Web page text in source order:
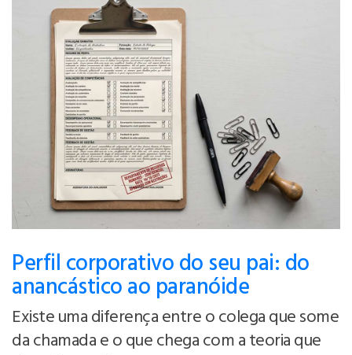
Perfil corporativo do seu pai: do
anancástico ao paranóide
Existe uma diferença entre o colega que some
da chamada e o que chega com a teoria que